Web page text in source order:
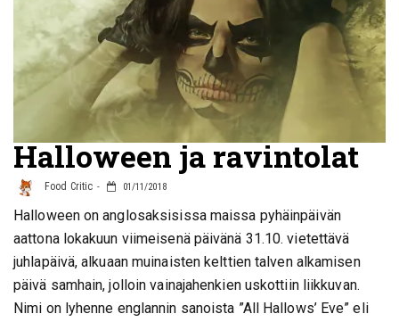
Halloween ja ravintolat
Food Critic 01/11/2018
Halloween on anglosaksisissa maissa pyhäinpäivän
aattona lokakuun viimeisenä päivänä 31.10. vietettävä
juhlapäivä, alkuaan muinaisten kelttien talven alkamisen
päivä samhain, jolloin vainajahenkien uskottiin liikkuvan.
Nimi on lyhenne englannin sanoista ”All Hallows’ Eve” eli